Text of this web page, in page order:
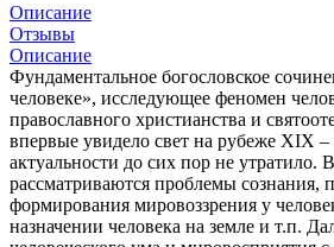
Описание
Отзывы
Описание
Фундаментальное богословское
человеке», исследующее феномен
православного христианства и
впервые увидело свет на рубеже XIX
актуальности до сих пор не утратило.
рассматриваются проблемы сознания,
формирования мировоззрения у
назначении человека на земле и т.п.